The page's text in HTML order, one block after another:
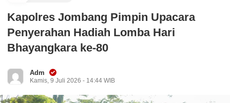
Kapolres Jombang Pimpin Upacara
Penyerahan Hadiah Lomba Hari
Bhayangkara ke-80
Adm
Kamis, 9 Juli 2026 - 14:44 WIB